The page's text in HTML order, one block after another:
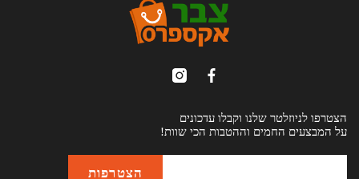
הצטרפו לניוזלטר שלנו וקבלו עדכונים
על המבצעים החמים וההטבות הכי שוות!